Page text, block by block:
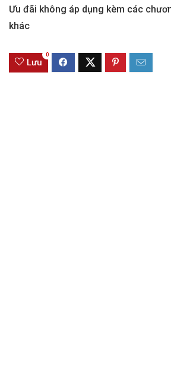
Ưu đãi không áp dụng kèm các
khác
Lưu
0